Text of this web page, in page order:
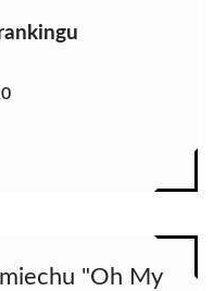
"Oh My